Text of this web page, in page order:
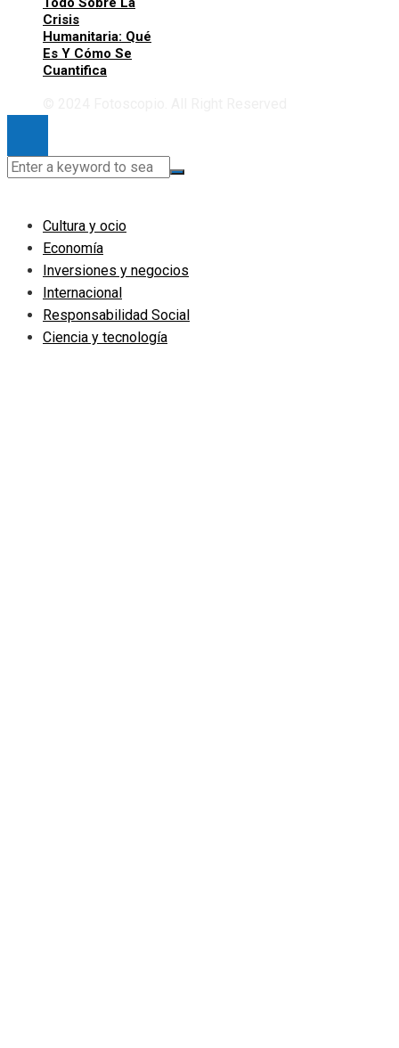
Crisis
Humanitaria: Qué
Es Y Cómo Se
Cuantifica
Cultura y ocio
Economía
Inversiones y negocios
Internacional
Responsabilidad Social
Ciencia y tecnología